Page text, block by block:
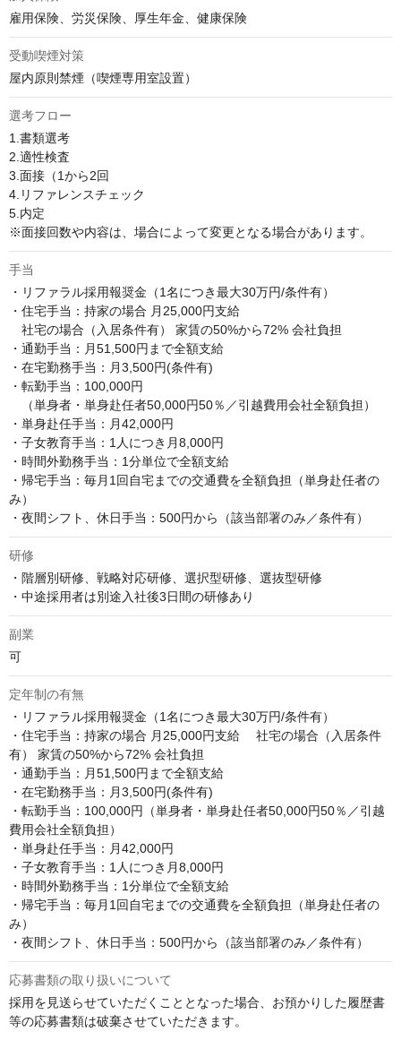
雇用保険、労災保険、厚生年金、健康保険
受動喫煙対策
屋内原則禁煙（喫煙専用室設置）
選考フロー
1.書類選考
2.適性検査
3.面接（1から2回
4.リファレンスチェック
5.内定
※面接回数や内容は、場合によって変更となる場合があります。
手当
・リファラル採用報奨金（1名につき最大30万円/条件有）
・住宅手当：持家の場合 月25,000円支給
社宅の場合（入居条件有） 家賃の50%から72% 会社負担
・通勤手当：月51,500円まで全額支給
・在宅勤務手当：月3,500円(条件有)
・転勤手当：100,000円
（単身者・単身赴任者50,000円50％／引越費用会社全額負担）
・単身赴任手当：月42,000円
・子女教育手当：1人につき月8,000円
・時間外勤務手当：1分単位で全額支給
・帰宅手当：毎月1回自宅までの交通費を全額負担（単身赴任者の
み）
・夜間シフト、休日手当：500円から（該当部署のみ／条件有）
研修
・階層別研修、戦略対応研修、選択型研修、選抜型研修
・中途採用者は別途入社後3日間の研修あり
副業
可
定年制の有無
・リファラル採用報奨金（1名につき最大30万円/条件有）
・住宅手当：持家の場合 月25,000円支給 　社宅の場合（入居条件
有） 家賃の50%から72% 会社負担
・通勤手当：月51,500円まで全額支給
・在宅勤務手当：月3,500円(条件有)
・転勤手当：100,000円（単身者・単身赴任者50,000円50％／引越
費用会社全額負担）
・単身赴任手当：月42,000円
・子女教育手当：1人につき月8,000円
・時間外勤務手当：1分単位で全額支給
・帰宅手当：毎月1回自宅までの交通費を全額負担（単身赴任者の
み）
・夜間シフト、休日手当：500円から（該当部署のみ／条件有）
応募書類の取り扱いについて
採用を見送らせていただくこととなった場合、お預かりした履歴書
等の応募書類は破棄させていただきます。